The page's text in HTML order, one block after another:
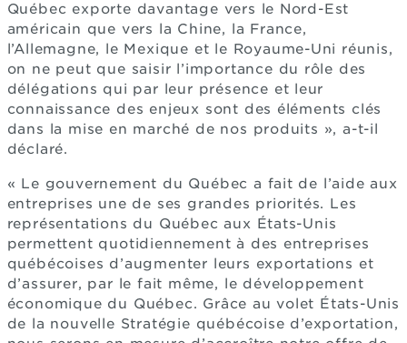
Québec exporte davantage vers le Nord-Est
américain que vers la Chine, la France,
l’Allemagne, le Mexique et le Royaume-Uni réunis,
on ne peut que saisir l’importance du rôle des
délégations qui par leur présence et leur
connaissance des enjeux sont des éléments clés
dans la mise en marché de nos produits », a-t-il
déclaré.
« Le gouvernement du Québec a fait de l’aide aux
entreprises une de ses grandes priorités. Les
représentations du Québec aux États-Unis
permettent quotidiennement à des entreprises
québécoises d’augmenter leurs exportations et
d’assurer, par le fait même, le développement
économique du Québec. Grâce au volet États-Unis
de la nouvelle Stratégie québécoise d’exportation,